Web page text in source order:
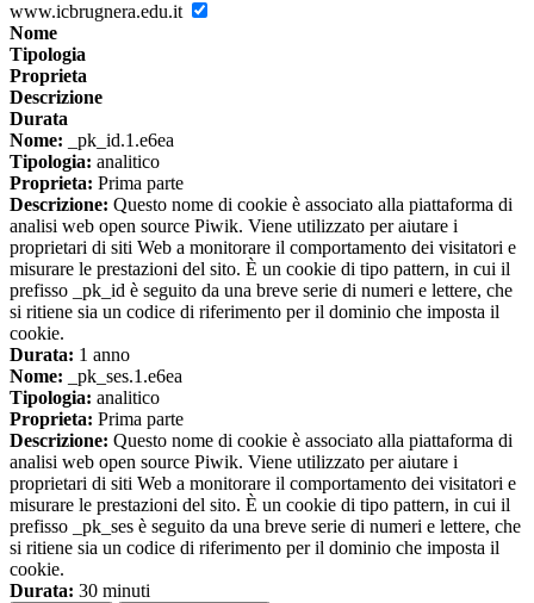
www.icbrugnera.edu.it
Nome
Tipologia
Proprieta
Descrizione
Durata
Nome: _pk_id.1.e6ea
Tipologia: analitico
Proprieta: Prima parte
Descrizione: Questo nome di cookie è associato alla piattaforma di
analisi web open source Piwik. Viene utilizzato per aiutare i
proprietari di siti Web a monitorare il comportamento dei visitatori e
misurare le prestazioni del sito. È un cookie di tipo pattern, in cui il
prefisso _pk_id è seguito da una breve serie di numeri e lettere, che
si ritiene sia un codice di riferimento per il dominio che imposta il
cookie.
Durata: 1 anno
Nome: _pk_ses.1.e6ea
Tipologia: analitico
Proprieta: Prima parte
Descrizione: Questo nome di cookie è associato alla piattaforma di
analisi web open source Piwik. Viene utilizzato per aiutare i
proprietari di siti Web a monitorare il comportamento dei visitatori e
misurare le prestazioni del sito. È un cookie di tipo pattern, in cui il
prefisso _pk_ses è seguito da una breve serie di numeri e lettere, che
si ritiene sia un codice di riferimento per il dominio che imposta il
cookie.
Durata: 30 minuti